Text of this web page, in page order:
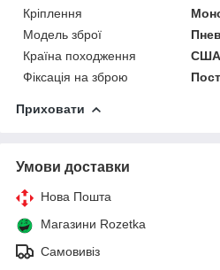
Кріплення
Модель зброї
Країна походження
США
Фіксація на зброю
Приховати
Умови доставки
Нова Пошта
Магазини Rozetka
Самовивіз